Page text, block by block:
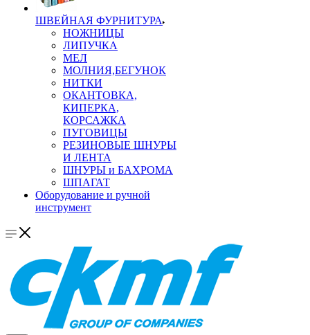
ШВЕЙНАЯ ФУРНИТУРА
НОЖНИЦЫ
ЛИПУЧКА
МЕЛ
МОЛНИЯ,БЕГУНОК
НИТКИ
ОКАНТОВКА,
КИПЕРКА,
КОРСАЖКА
ПУГОВИЦЫ
РЕЗИНОВЫЕ ШНУРЫ
И ЛЕНТА
ШНУРЫ и БАХРОМА
ШПАГАТ
Оборудование и ручной
инструмент